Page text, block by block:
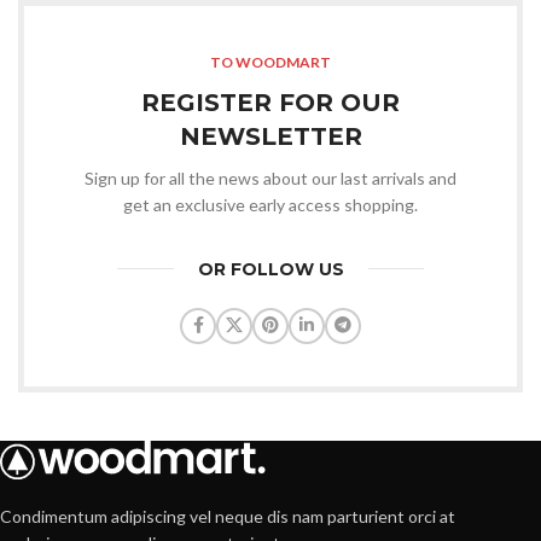
TO WOODMART
REGISTER FOR OUR
NEWSLETTER
Sign up for all the news about our last arrivals and
get an exclusive early access shopping.
OR FOLLOW US
Condimentum adipiscing vel neque dis nam parturient orci at